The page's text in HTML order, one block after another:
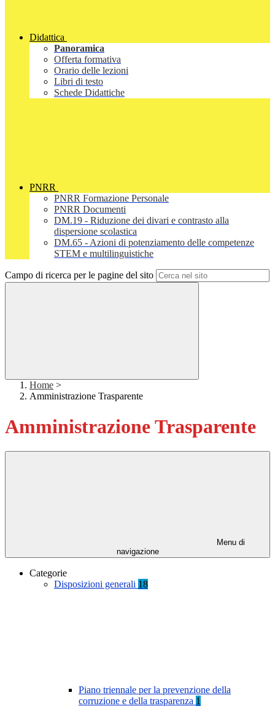
Didattica
Panoramica
Offerta formativa
Orario delle lezioni
Libri di testo
Schede Didattiche
PNRR
PNRR Formazione Personale
PNRR Documenti
DM.19 - Riduzione dei divari e contrasto alla
dispersione scolastica
DM.65 - Azioni di potenziamento delle competenze
STEM e multilinguistiche
Campo di ricerca per le pagine del sito
Home >
Amministrazione Trasparente
Amministrazione Trasparente
Menu di
navigazione
Categorie
Disposizioni generali 18
Piano triennale per la prevenzione della
corruzione e della trasparenza 1